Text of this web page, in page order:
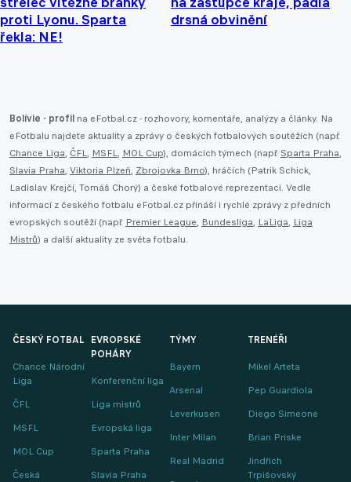
proti Lyonu. Sparta
řekla: NE!
drsná obvinění
Bolívie - profil na eFotbal.cz - rozhovory, komentáře, analýzy a články. Na
eFotbalu najdete aktuality a zprávy o českých fotbalových soutěžích (např.
Chance Liga, ČFL, MSFL, MOL Cup), domácích týmech (např. Sparta Praha,
Slavia Praha, Viktoria Plzeň, Zbrojovka Brno), hráčích (Patrik Schick,
Ladislav Krejčí, Tomáš Chorý) a české fotbalové reprezentaci. Vedle
informací z českého fotbalu eFotbal.cz přináší i rychlé zprávy z předních
evropských soutěží (např. Premier League, Bundesliga, LaLiga, Liga
Mistrů) a další aktuality ze světa fotbalu.
ČESKÝ FOTBAL
Chance Národní
Liga
ČFL
MSFL
MOL Cup
Česká
EVROPSKÉ
POHÁRY
Konferenční liga
Liga mistrů
Evropská liga
Sparta Praha
Slavia Praha
TÝMY
Bayern
Arsenal
Leverkusen
Inter Milan
Real Madrid
TRENÉŘI
Mikel Arteta
Pep Guardiola
Diego Simeone
Brian Priske
Jindřich
Trpišovský